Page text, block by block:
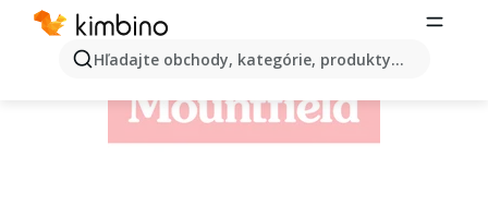
Hľadajte obchody, kategórie, produkty...